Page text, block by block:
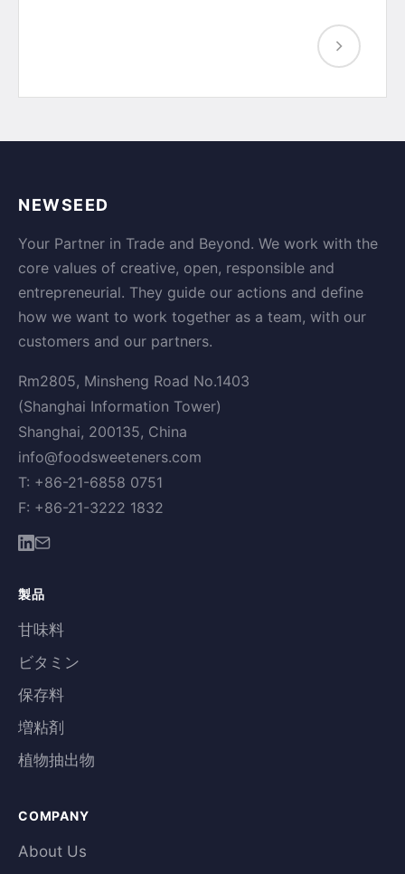
NEWSEED
Your Partner in Trade and Beyond. We work with the
core values of creative, open, responsible and
entrepreneurial. They guide our actions and define
how we want to work together as a team, with our
customers and our partners.
Rm2805, Minsheng Road No.1403
(Shanghai Information Tower)
Shanghai, 200135, China
info@foodsweeteners.com
T: +86-21-6858 0751
F: +86-21-3222 1832
製品
甘味料
ビタミン
保存料
増粘剤
植物抽出物
COMPANY
About Us